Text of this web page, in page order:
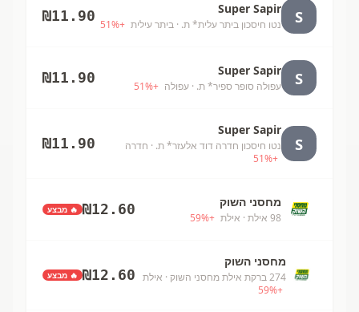
S
Super Sapir
נטו חיסכון ביתר עלית* ת. · ביתר עילית +
51%
₪11.90
S
Super Sapir
עפולה סופר ספיר* ת. · עפולה +
51%
₪11.90
S
Super Sapir
נטו חיסכון חדרה דוד אלעזר* ת. · חדרה
+
51%
₪11.90
מחסני השוק
98 אילת · אילת +
59%
₪12.60 🔥 מבצע
מחסני השוק
274 ברקת אילת מחסני השוק
· אילת
+
59%
₪12.60 🔥 מבצע